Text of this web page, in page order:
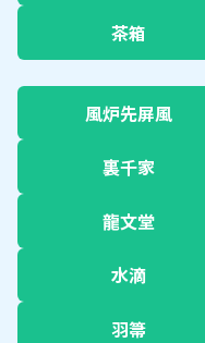
茶箱
風炉先屏風
裏千家
龍文堂
水滴
羽箒